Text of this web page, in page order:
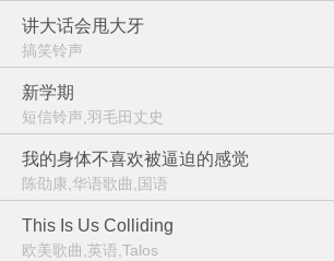
讲大话会甩大牙
搞笑铃声
新学期
短信铃声,羽毛田丈史
我的身体不喜欢被逼迫的感觉
陈劭康,华语歌曲,国语
This Is Us Colliding
欧美歌曲,英语,Talos